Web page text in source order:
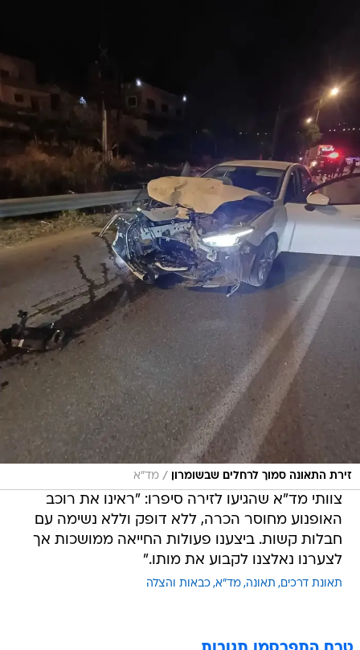
זירת התאונה סמוך לרחלים שבשומרון / מד"א
צוותי מד"א שהגיעו לזירה סיפרו: "ראינו את רוכב
האופנוע מחוסר הכרה, ללא דופק וללא נשימה עם
חבלות קשות. ביצענו פעולות החייאה ממושכות אך
לצערנו נאלצנו לקבוע את מותו."
תאונת דרכים תאונה מד"א כבאות והצלה